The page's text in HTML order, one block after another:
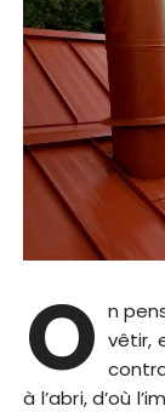
O n
vêtir,
à l’abri, d’où